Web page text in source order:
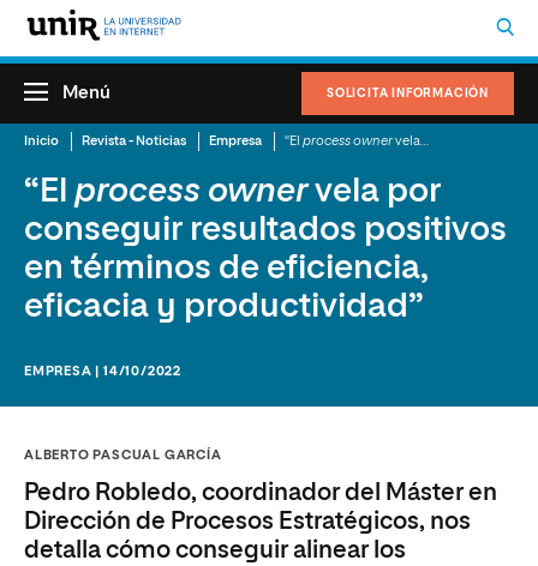
SOLICITA INFORMACIÓN
Menú
Inicio Revista - Noticias Empresa “El process ownervela por conseguir resultados positivos en términos de eficiencia, eficacia y productividad”
“El process ownervela por
conseguir resultados positivos
en términos de eficiencia,
eficacia y productividad”
EMPRESA | 14/10/2022
ALBERTO PASCUAL GARCÍA
Pedro Robledo, coordinador del Máster en
Dirección de Procesos Estratégicos, nos
detalla cómo conseguir alinear los